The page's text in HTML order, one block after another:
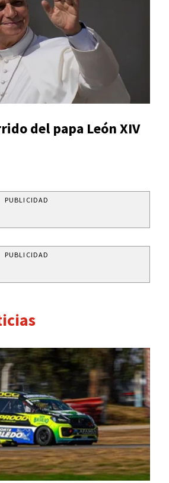
del papa León XIV
PUBLICIDAD
PUBLICIDAD